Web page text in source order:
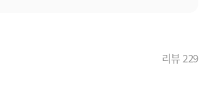
리뷰 229